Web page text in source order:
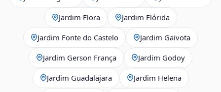
Jardim Flora Jardim Flórida
Jardim Fonte do Castelo Jardim Gaivota
Jardim Gerson França Jardim Godoy
Jardim Guadalajara Jardim Helena